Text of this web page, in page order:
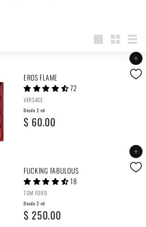
Agregar al carrito
EROS FLAME
72
VERSACE
Desde 2 ml
$ 60.00D
d
e
m
Agregar al carrito
FUCKING FABULOUS
18
TOM FORD
Desde 2 ml
$ 250.00D